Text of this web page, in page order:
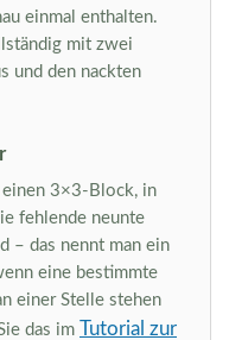
einmal enthalten.
mit zwei
und den nackten
einen 3×3-Block, in
fehlende neunte
– das nennt man ein
eine bestimmte
einer Stelle stehen
das im Tutorial zur